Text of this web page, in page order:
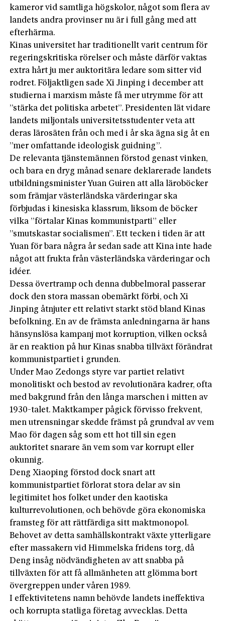
kameror vid samtliga högskolor, något som flera av
landets andra provinser nu är i full gång med att
efterhärma.
Kinas universitet har traditionellt varit centrum för
regeringskritiska rörelser och måste därför vaktas
extra hårt ju mer auktoritära ledare som sitter vid
rodret. Följaktligen sade Xi Jinping i december att
studierna i marxism måste få mer utrymme för att
”stärka det politiska arbetet”. Presidenten lät vidare
landets miljontals universitetsstudenter veta att
deras lärosäten från och med i år ska ägna sig åt en
”mer omfattande ideologisk guidning”.
De relevanta tjänstemännen förstod genast vinken,
och bara en dryg månad senare deklarerade landets
utbildningsminister Yuan Guiren att alla läroböcker
som främjar västerländska värderingar ska
förbjudas i kinesiska klassrum, liksom de böcker
vilka ”förtalar Kinas kommunistparti” eller
”smutskastar socialismen”. Ett tecken i tiden är att
Yuan för bara några år sedan sade att Kina inte hade
något att frukta från västerländska värderingar och
idéer.
Dessa övertramp och denna dubbelmoral passerar
dock den stora massan obemärkt förbi, och Xi
Jinping åtnjuter ett relativt starkt stöd bland Kinas
befolkning. En av de främsta anledningarna är hans
hänsynslösa kampanj mot korruption, vilken också
är en reaktion på hur Kinas snabba tillväxt förändrat
kommunistpartiet i grunden.
Under Mao Zedongs styre var partiet relativt
monolitiskt och bestod av revolutionära kadrer, ofta
med bakgrund från den långa marschen i mitten av
1930-talet. Maktkamper pågick förvisso frekvent,
men utrensningar skedde främst på grundval av vem
Mao för dagen såg som ett hot till sin egen
auktoritet snarare än vem som var korrupt eller
okunnig.
Deng Xiaoping förstod dock snart att
kommunistpartiet förlorat stora delar av sin
legitimitet hos folket under den kaotiska
kulturrevolutionen, och behövde göra ekonomiska
framsteg för att rättfärdiga sitt maktmonopol.
Behovet av detta samhällskontrakt växte ytterligare
efter massakern vid Himmelska fridens torg, då
Deng insåg nödvändigheten av att snabba på
tillväxten för att få allmänheten att glömma bort
övergreppen under våren 1989.
I effektivitetens namn behövde landets ineffektiva
och korrupta statliga företag avvecklas. Detta